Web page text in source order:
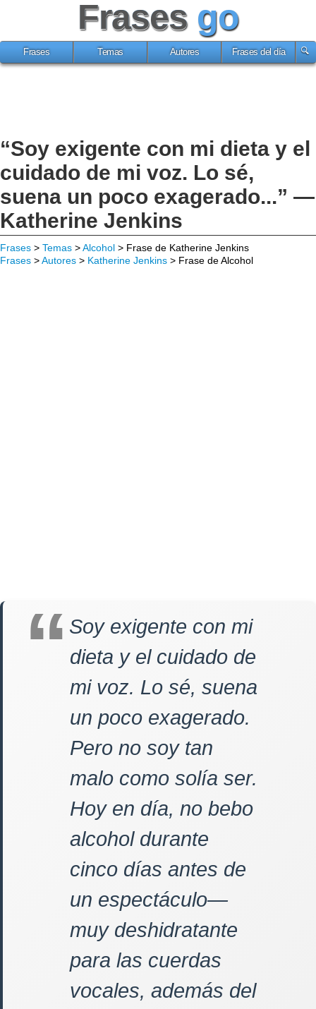
Frases go
Frases Temas Autores Frases del día
“Soy exigente con mi dieta y el
cuidado de mi voz. Lo sé,
suena un poco exagerado...” —
Katherine Jenkins
Frases > Temas >Alcohol > Frase de Katherine Jenkins
Frases >Autores > Katherine Jenkins > Frase de Alcohol
Soy exigente con mi
dieta y el cuidado de
mi voz. Lo sé, suena
un poco exagerado.
Pero no soy tan
malo como solía ser.
Hoy en día, no bebo
alcohol durante
cinco días antes de
un espectáculo—
muy deshidratante
para las cuerdas
vocales, además del